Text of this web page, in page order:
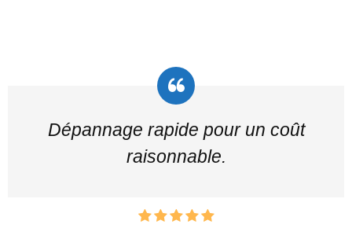
Dépannage rapide pour un coût
raisonnable.